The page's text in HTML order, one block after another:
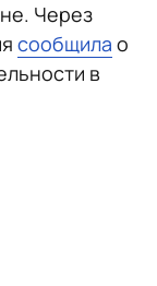
Через
сообщила о
в